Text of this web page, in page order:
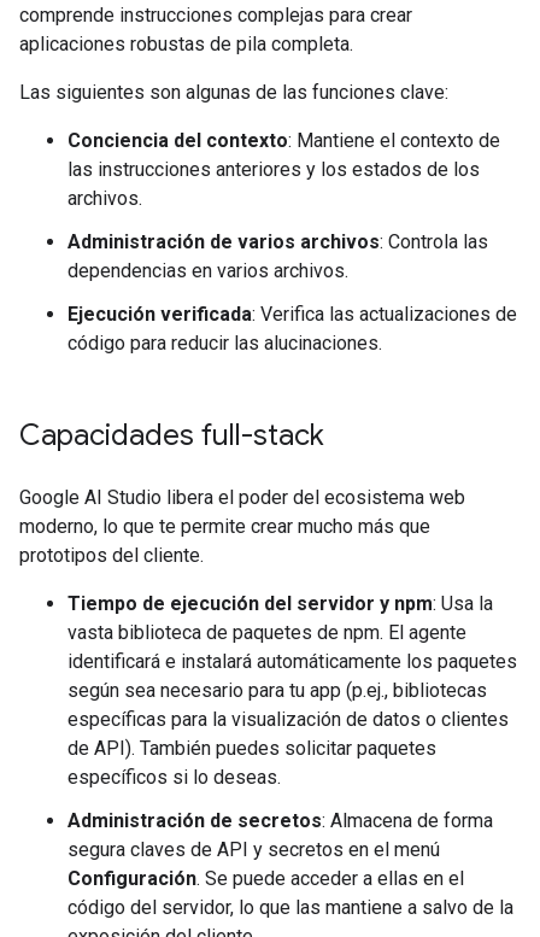
comprende instrucciones complejas para crear
aplicaciones robustas de pila completa.
Las siguientes son algunas de las funciones clave:
Conciencia del contexto: Mantiene el contexto de
las instrucciones anteriores y los estados de los
archivos.
Administración de varios archivos: Controla las
dependencias en varios archivos.
Ejecución verificada: Verifica las actualizaciones de
código para reducir las alucinaciones.
Capacidades full-stack
Google AI Studio libera el poder del ecosistema web
moderno, lo que te permite crear mucho más que
prototipos del cliente.
Tiempo de ejecución del servidor y npm: Usa la
vasta biblioteca de paquetes de npm. El agente
identificará e instalará automáticamente los paquetes
según sea necesario para tu app (p.ej., bibliotecas
específicas para la visualización de datos o clientes
de API). También puedes solicitar paquetes
específicos si lo deseas.
Administración de secretos: Almacena de forma
segura claves de API y secretos en el menú
Configuración. Se puede acceder a ellas en el
código del servidor, lo que las mantiene a salvo de la